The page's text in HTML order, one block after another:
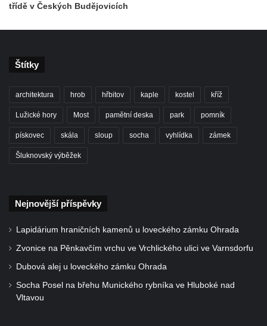
Kenotaf Josefa Staritze na hřbitově ve
Pamětní desky obětem 1. světové války na
kapli svaté Alžběty Durynské v Dolních
Šluknově
Pomník Františka Josefa I. u křížové cesty
MÚ v ulici 2. polské armády v Rumburku
Kenotaf Richarda Grossmanna na hřbitově
třídě v Českých Budějovicích
Štítky
architektura hrob hřbitov kaple kostel kříž
Lužické hory Most pamětní deska park pomník
pískovec skála sloup socha vyhlídka zámek
Šluknovský výběžek
Nejnovější příspěvky
Lapidárium hraničních kamenů u loveckého zámku Ohrada
Zvonice na Pěnkavčím vrchu ve Vrchlického ulici ve Varnsdorfu
Dubová alej u loveckého zámku Ohrada
Socha Posel na břehu Munického rybníka ve Hluboké nad
Vltavou